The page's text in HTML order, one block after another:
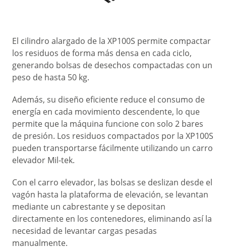
El cilindro alargado de la XP100S permite compactar
los residuos de forma más densa en cada ciclo,
generando bolsas de desechos compactadas con un
peso de hasta 50 kg.
Además, su diseño eficiente reduce el consumo de
energía en cada movimiento descendente, lo que
permite que la máquina funcione con solo 2 bares
de presión. Los residuos compactados por la XP100S
pueden transportarse fácilmente utilizando un carro
elevador Mil-tek.
Con el carro elevador, las bolsas se deslizan desde el
vagón hasta la plataforma de elevación, se levantan
mediante un cabrestante y se depositan
directamente en los contenedores, eliminando así la
necesidad de levantar cargas pesadas
manualmente.